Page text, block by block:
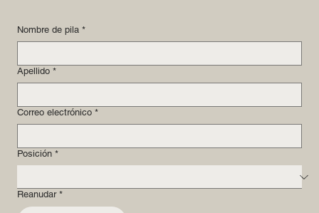
Nombre de pila *
Apellido *
Correo electrónico *
Posición *
Reanudar *